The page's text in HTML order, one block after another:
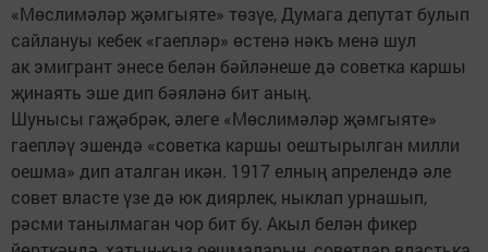
«Мөслимәләр җәмгыяте» төзүе, Думага депутат булып
сайлануы кебек «гаепләр» өстенә нәкъ менә шул
ак эмигрант энесе белән бәйләнеше дә советка каршы
җинаять эше дип бәяләнә бит аның.
Шунысы гаҗәбрәк, әлеге «Мөслимәләр җәмгыяте»
гаепләү эшендә «советка каршы оештырылган милли
оешма» дип аталган икән. 1917 елның апрелендә әле
совет власте үзе дә юк диярлек, ныклап урнашып,
рәсми танылмаган чор бит бу. Акыл белән фикер